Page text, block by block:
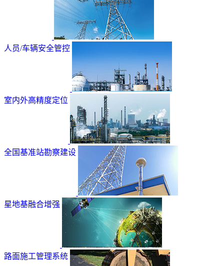
人员/车辆安全管控
室内外高精度定位
全国基准站勘察建设
星地基融合增强
路面施工管理系统